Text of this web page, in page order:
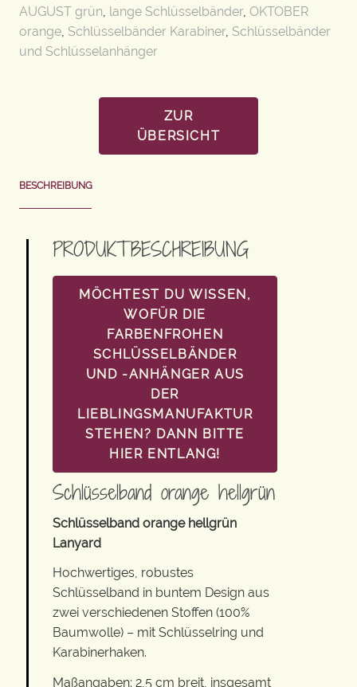
AUGUST grün lange Schlüsselbänder, OKTOBER
orange Schlüsselbänder Karabiner, Schlüsselbänder
und Schlüsselanhänger
ZUR
ÜBERSICHT
BESCHREIBUNG
PRODUKTBESCHREIBUNG
MÖCHTEST DU WISSEN,
WOFÜR DIE
FARBENFROHEN
SCHLÜSSELBÄNDER
UND -ANHÄNGER AUS
DER
LIEBLINGSMANUFAKTUR
STEHEN? DANN BITTE
HIER ENTLANG!
Schlüsselband orange hellgrün
Schlüsselband orange hellgrün
Lanyard
Hochwertiges, robustes
Schlüsselband in buntem Design aus
zwei verschiedenen Stoffen (100%
Baumwolle) – mit Schlüsselring und
Karabinerhaken.
Maßangaben: 2,5 cm breit, insgesamt